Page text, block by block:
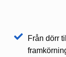
Från dörr